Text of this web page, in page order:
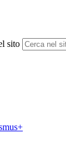
sito